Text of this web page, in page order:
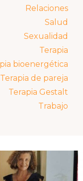
Relaciones
Salud
Sexualidad
Terapia
bioenergética
Terapia de pareja
Terapia Gestalt
Trabajo